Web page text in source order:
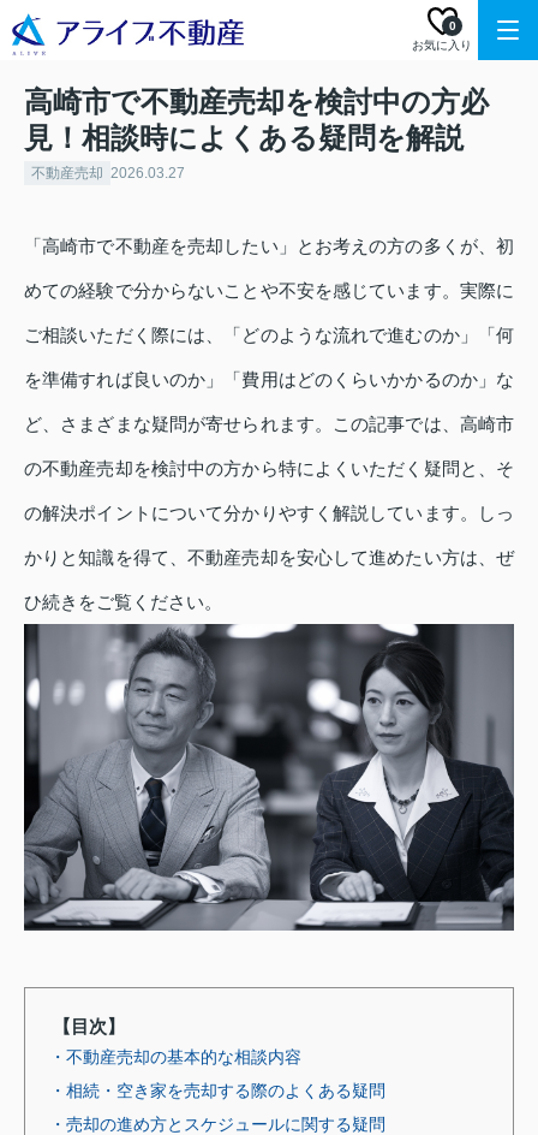
お気に入り
0
高崎市で不動産売却を検討中の方必
見！相談時によくある疑問を解説
不動産売却 2026.03.27
「高崎市で不動産を売却したい」とお考えの方の多くが、初
めての経験で分からないことや不安を感じています。実際に
ご相談いただく際には、「どのような流れで進むのか」「何
を準備すれば良いのか」「費用はどのくらいかかるのか」な
ど、さまざまな疑問が寄せられます。この記事では、高崎市
の不動産売却を検討中の方から特によくいただく疑問と、そ
の解決ポイントについて分かりやすく解説しています。しっ
かりと知識を得て、不動産売却を安心して進めたい方は、ぜ
ひ続きをご覧ください。
【目次】
・不動産売却の基本的な相談内容
・相続・空き家を売却する際のよくある疑問
・売却の進め方とスケジュールに関する疑問